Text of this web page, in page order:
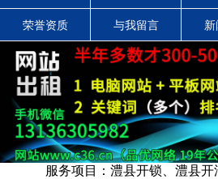
荣誉资质 与我留言
服务项目：澧县开锁、澧县